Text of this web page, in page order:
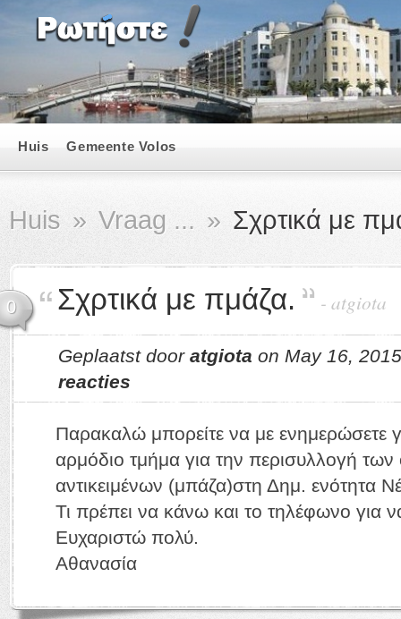
Huis Gemeente Volos
Huis » Vraag ... » Σχρτικά με
0 Σχρτικά με πμάζα. - atgiota
Geplaatst door atgiota on May 16,
reacties
Παρακαλώ μπορείτε να με ενημερώσετε
αρμόδιο τμήμα για την περισυλλογή
αντικειμένων (μπάζα)στη Δημ. ενότητα
Τι πρέπει να κάνω και το τηλέφωνο για
Ευχαριστώ πολύ.
Αθανασία